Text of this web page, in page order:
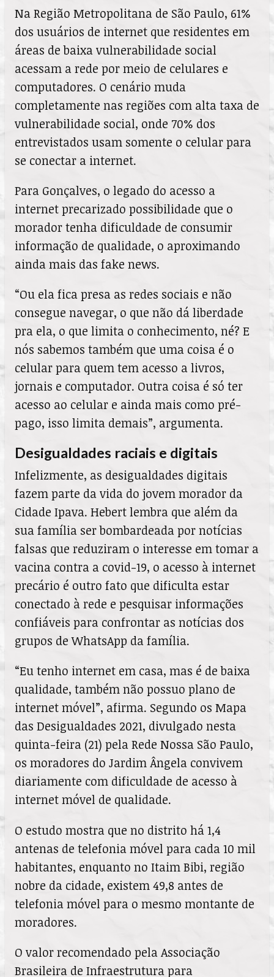
Na Região Metropolitana de São Paulo, 61%
dos usuários de internet que residentes em
áreas de baixa vulnerabilidade social
acessam a rede por meio de celulares e
computadores. O cenário muda
completamente nas regiões com alta taxa de
vulnerabilidade social, onde 70% dos
entrevistados usam somente o celular para
se conectar a internet.
Para Gonçalves, o legado do acesso a
internet precarizado possibilidade que o
morador tenha dificuldade de consumir
informação de qualidade, o aproximando
ainda mais das fake news.
“Ou ela fica presa as redes sociais e não
consegue navegar, o que não dá liberdade
pra ela, o que limita o conhecimento, né? E
nós sabemos também que uma coisa é o
celular para quem tem acesso a livros,
jornais e computador. Outra coisa é só ter
acesso ao celular e ainda mais como pré-
pago, isso limita demais”, argumenta.
Desigualdades raciais e digitais
Infelizmente, as desigualdades digitais
fazem parte da vida do jovem morador da
Cidade Ipava. Hebert lembra que além da
sua família ser bombardeada por notícias
falsas que reduziram o interesse em tomar a
vacina contra a covid-19, o acesso à internet
precário é outro fato que dificulta estar
conectado à rede e pesquisar informações
confiáveis para confrontar as notícias dos
grupos de WhatsApp da família.
“Eu tenho internet em casa, mas é de baixa
qualidade, também não possuo plano de
internet móvel”, afirma. Segundo os Mapa
das Desigualdades 2021, divulgado nesta
quinta-feira (21) pela Rede Nossa São Paulo,
os moradores do Jardim Ângela convivem
diariamente com dificuldade de acesso à
internet móvel de qualidade.
O estudo mostra que no distrito há 1,4
antenas de telefonia móvel para cada 10 mil
habitantes, enquanto no Itaim Bibi, região
nobre da cidade, existem 49,8 antes de
telefonia móvel para o mesmo montante de
moradores.
O valor recomendado pela Associação
Brasileira de Infraestrutura para